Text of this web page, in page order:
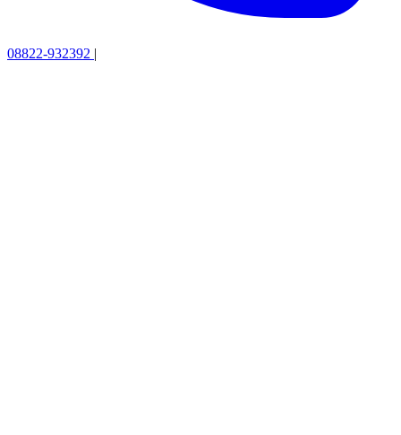
08822-932392 |